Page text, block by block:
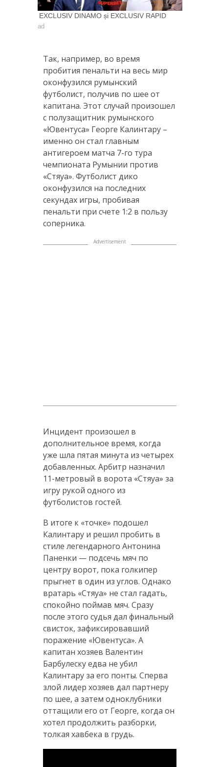
EXCLUSIV DINAMO și EXCLUSIV RAPID
ad
Так, например, во время
пробития пенальти на весь мир
оконфузился румынский
футболист, получив по шее от
капитана. Этот случай произошел
с полузащитник румынского
«Ювентуса» Георге Калинтару –
именно он стал главным
антигероем матча 7-го тура
чемпионата Румынии против
«Стяуа». Футболист дико
оконфузился на последних
секундах игры, пробивая
пенальти при счете 1:2 в пользу
соперника.
Инцидент произошел в
дополнительное время, когда
уже шла пятая минута из четырех
добавленных. Арбитр назначил
11-метровый в ворота «Стяуа» за
игру рукой одного из
футболистов гостей.
В итоге к «точке» подошел
Калинтару и решил пробить в
стиле легендарного Антонина
Паненки — подсечь мяч по
центру ворот, пока голкипер
прыгнет в один из углов. Однако
вратарь «Стяуа» не стал гадать,
спокойно поймав мяч. Сразу
после этого судья дал финальный
свисток, зафиксировавший
поражение «Ювентуса». А
капитан хозяев Валентин
Барбулеску едва не убил
Калинтару за его понты. Сперва
злой лидер хозяев дал партнеру
по шее, а затем одноклубники
оттащили его от Георге, когда он
хотел продолжить разборки,
толкая хавбека в грудь.